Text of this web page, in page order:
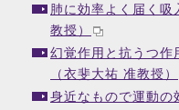
肺に効率よく届く
教授）
幻覚作用と抗うつ作
（衣斐大祐 准教授）
身近なもので運動の